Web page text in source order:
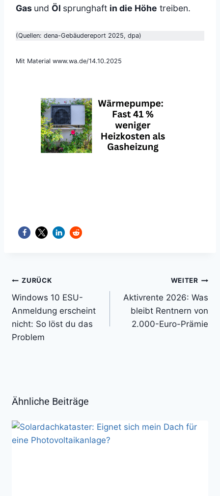
Gas und Öl sprunghaft in die Höhe treiben.
(Quellen: dena-Gebäudereport 2025, dpa)
Mit Material www.wa.de/14.10.2025
Beitragsnavigation
ZURÜCK
Windows 10 ESU-
Anmeldung erscheint
nicht: So löst du das
Problem
WEITER
Aktivrente 2026: Was
bleibt Rentnern von
2.000-Euro-Prämie
Ähnliche Beiträge